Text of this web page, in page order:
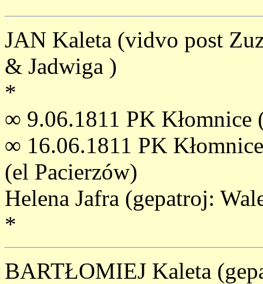
JAN Kaleta (vidvo post
& Jadwiga )
*
∞ 9.06.1811 PK Kłomnice
∞ 16.06.1811 PK
(el Pacierzów)
Helena Jafra (gepatroj:
*
BARTŁOMIEJ Kaleta